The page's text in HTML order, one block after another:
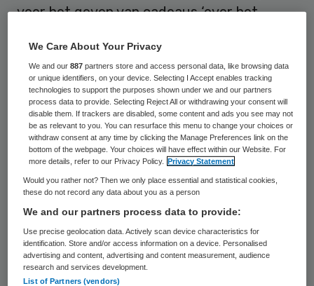
voor het geven van cadeaus ‘over het
voor huisartsen. De Inspectie voor de
Gezondheidszorg (IGZ) toetste of de
bedrijven artsen wellicht beloonden in de
hoop dat zij hun medicijnen vaker voor
zouden schrijven. Het IGZ-rapport
verscheen dinsdag.
Bevindingen IGZ
DeIGZbezocht in de periode april tot en
met juni 2009 onaangekondigd twaalf door
nascholingsbijeenkomsten die door de
We Care About Your Privacy
We and our887 partners store and access personal data, like browsing data
or unique identifiers, on your device. Selecting I Accept enables tracking
technologies to support the purposes shown under we and our partners
process data to provide. Selecting Reject All or withdrawing your consent will
disable them. If trackers are disabled, some content and ads you see may not
be as relevant to you. You can resurface this menu to change your choices or
withdraw consent at any time by clicking the Manage Preferences link on the
bottom of the webpage. Your choices will have effect within our Website. For
more details, refer to our Privacy Policy.
Privacy Statement
Would you rather not? Then we only place essential and statistical cookies,
these do not record any data about you as a person
We and our partners process data to provide:
Use precise geolocation data. Actively scan device characteristics for
identification. Store and/or access information on a device. Personalised
advertising and content, advertising and content measurement, audience
research and services development.
List of Partners (vendors)